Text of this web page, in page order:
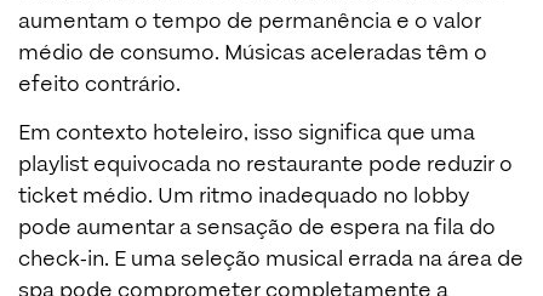
aumentam o tempo de permanência e o valor
médio de consumo. Músicas aceleradas têm o
efeito contrário.
Em contexto hoteleiro, isso significa que uma
playlist equivocada no restaurante pode reduzir o
ticket médio. Um ritmo inadequado no lobby
pode aumentar a sensação de espera na fila do
check-in. E uma seleção musical errada na área de